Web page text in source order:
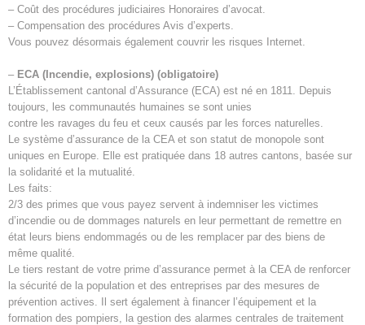
– Coût des procédures judiciaires Honoraires d’avocat.
– Compensation des procédures Avis d’experts.
Vous pouvez désormais également couvrir les risques Internet.
– ECA (Incendie, explosions) (obligatoire)
L’Établissement cantonal d’Assurance (ECA) est né en 1811. Depuis
toujours, les communautés humaines se sont unies
contre les ravages du feu et ceux causés par les forces naturelles.
Le système d’assurance de la CEA et son statut de monopole sont
uniques en Europe. Elle est pratiquée dans 18 autres cantons, basée sur
la solidarité et la mutualité.
Les faits:
2/3 des primes que vous payez servent à indemniser les victimes
d’incendie ou de dommages naturels en leur permettant de remettre en
état leurs biens endommagés ou de les remplacer par des biens de
même qualité.
Le tiers restant de votre prime d’assurance permet à la CEA de renforcer
la sécurité de la population et des entreprises par des mesures de
prévention actives. Il sert également à financer l’équipement et la
formation des pompiers, la gestion des alarmes centrales de traitement